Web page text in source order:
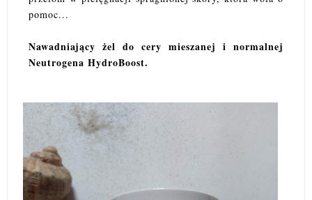
pomoc...
Nawadniający żel do cery mieszanej i normalnej
Neutrogena HydroBoost.